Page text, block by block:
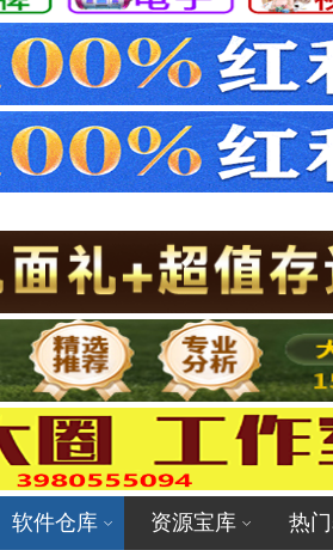
软件仓库 资源宝库 热